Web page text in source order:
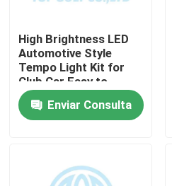
Hogar
Sobre nosotros
High Brightness LED
Automotive Style
Tempo Light Kit for
Club Car Easy to
Install Golf Cart LED
Light KitEnviar Consulta